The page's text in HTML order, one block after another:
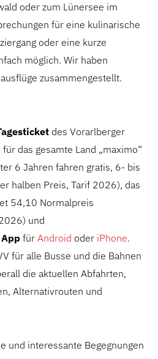
oder zum Lünersee im
für eine kulinarische
oder eine kurze
möglich. Wir haben
zusammengestellt.
des Vorarlberger
das gesamte Land „maximo“
6 Jahren fahren gratis, 6- bis
halben Preis, Tarif 2026), das
54,10 Normalpreis
und
für Android oder iPhone.
für alle Busse und die Bahnen
die aktuellen Abfahrten,
Alternativrouten und
und interessante Begegnungen